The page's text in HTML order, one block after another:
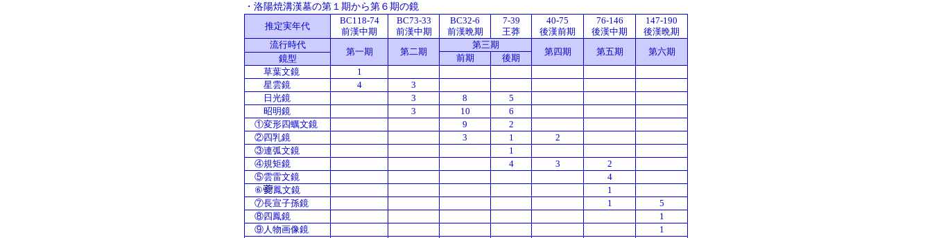
・洛陽焼溝漢墓の第１期から第６期の鏡
推定実年代
BC118-74
前漢中期
BC73-33
前漢中期
BC32-6
前漢晩期
7-39
王莽
40-75
後漢前期
76-146
後漢中期
147-190
後漢晩期
流行時代
第一期 第二期
第三期
第四期 第五期 第六期
前期 後期
鏡型
草葉文鏡
1
星雲鏡
4
3
日光鏡
3 8
5
昭明鏡
3 10
6
①変形四蠣文鏡
9
2
②四乳鏡
3 1
2
③連弧文鏡
1
④規矩鏡
4 3
2
⑤雲雷文鏡
4
⑥
鳳文鏡
1
⑦長宣子孫鏡
1
5
⑧四鳳鏡
1
⑨人物画像鏡
1